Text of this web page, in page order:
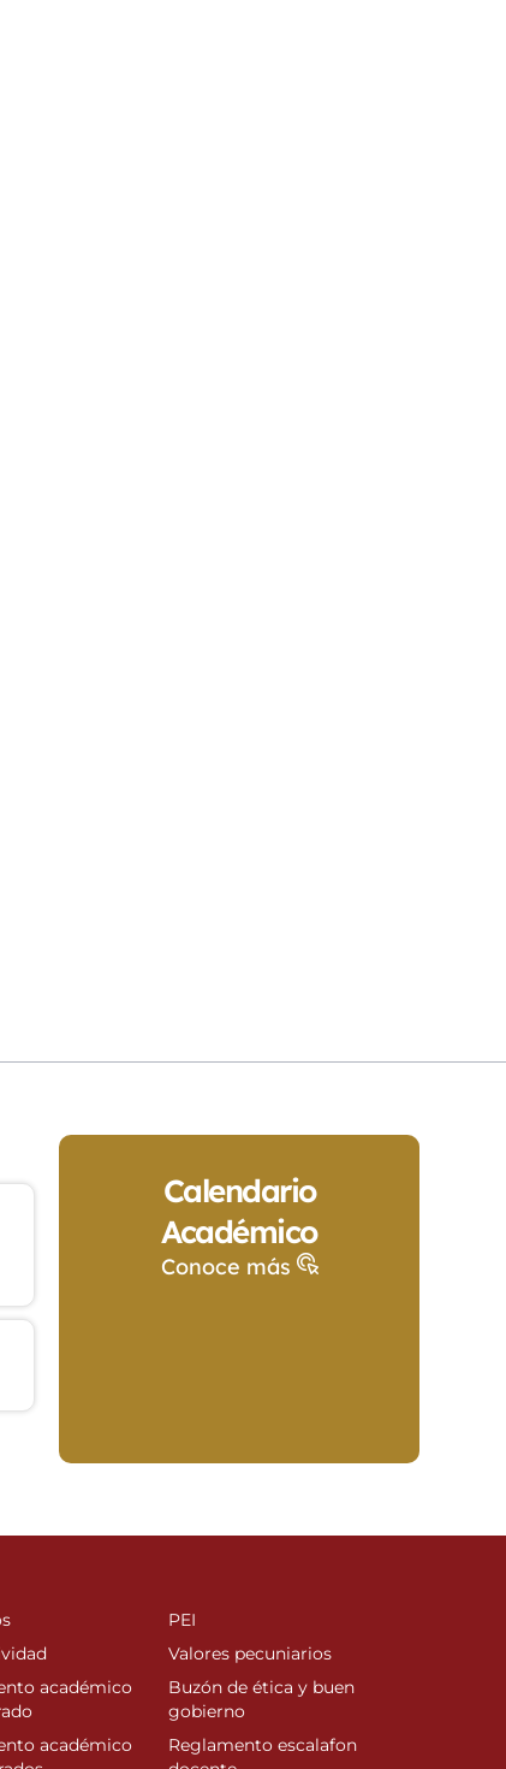
Calendario
Académico
Conoce más
académico
académico
PEI
Valores pecuniarios
Buzón de ética y buen
gobierno
Reglamento escalafon